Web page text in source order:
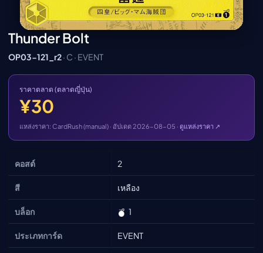
Thunder Bolt
OP03-121_r2· C · EVENT
ราคาตลาด (ตลาดญี่ปุ่น)
¥30
แหล่งราคา: CardRush (manual) · อัปเดต 2026-08-05 · ดูแหล่งราคา ↗
คอสต์ 2
สี เหลือง
บล็อก 1
ประเภทการ์ด EVENT